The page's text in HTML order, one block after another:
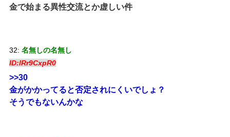
金で始まる異性交流とか虚しい件
32: 名無しの名無し
ID:lRr9CxpR0
>>30
金がかかってると否定されにくいでしょ？
そうでもないんかな